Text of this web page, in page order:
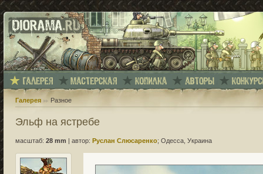
Галерея Разное
Эльф на ястребе
масштаб: 28 mm автор: Руслан Слюсаренко; Одесса, Украина